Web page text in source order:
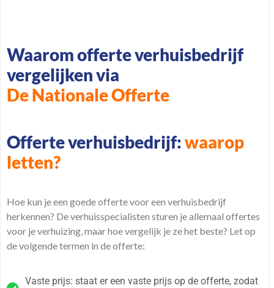
Waarom offerte verhuisbedrijf
vergelijken via
De Nationale Offerte
Offerte verhuisbedrijf:waarop
letten?
Hoe kun je een goede offerte voor een verhuisbedrijf
herkennen? De verhuisspecialisten sturen je allemaal offertes
voor je verhuizing, maar hoe vergelijk je ze het beste? Let op
de volgende termen in de offerte:
Vaste prijs: staat er een vaste prijs op de offerte, zodat